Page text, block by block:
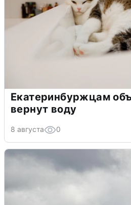
Екатеринбуржцам
вернут воду
8 августа 0